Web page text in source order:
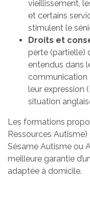
vieillissement,
et certains
stimulent le
Droits et
perte (partielle)
entendus dans
communication
leur expression
situation
Les formations
Ressources
Sésame Autisme ou
meilleure garantie
adaptée à domicile.